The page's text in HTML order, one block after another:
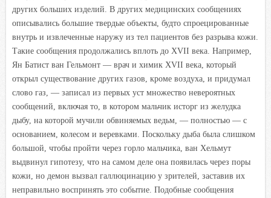
других больших изделий. В других медицинских сообщениях
описывались большие твердые объекты, будто спроецированные
внутрь и извлеченные наружу из тел пациентов без разрыва кожи.
Такие сообщения продолжались вплоть до XVII века. Например,
Ян Батист ван Гельмонт — врач и химик XVII века, который
открыл существование других газов, кроме воздуха, и придумал
слово газ, — записал из первых уст множество невероятных
сообщений, включая то, в котором мальчик исторг из желудка
дыбу, на которой мучили обвиняемых ведьм, — полностью — с
основанием, колесом и веревками. Поскольку дыба была слишком
большой, чтобы пройти через горло мальчика, ван Хельмут
выдвинул гипотезу, что на самом деле она появилась через поры
кожи, но демон вызвал галлюцинацию у зрителей, заставив их
неправильно воспринять это событие. Подобные сообщения